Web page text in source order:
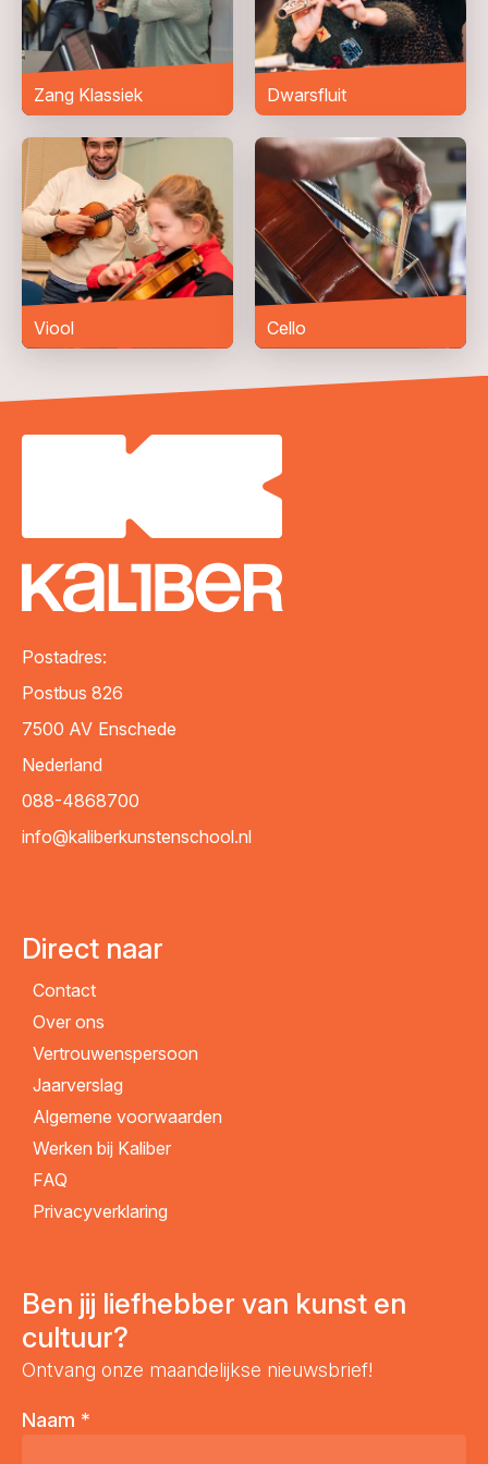
Bericht*
Zang Klassiek Dwarsfluit
Viool Cello
Postadres:
Postbus 826
7500 AV Enschede
Nederland
088-4868700
info@kaliberkunstenschool.nl
Direct naar
Contact
Over ons
Vertrouwenspersoon
Jaarverslag
Algemene voorwaarden
Werken bij Kaliber
FAQ
Privacyverklaring
Ben jij liefhebber van kunst en
cultuur?
Ontvang onze maandelijkse nieuwsbrief!
Naam *